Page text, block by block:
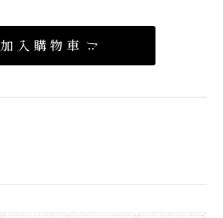
加入購物車